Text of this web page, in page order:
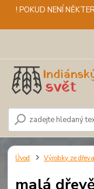
! POKUD NENÍ
Úvod Výrobky ze dřeva
malá